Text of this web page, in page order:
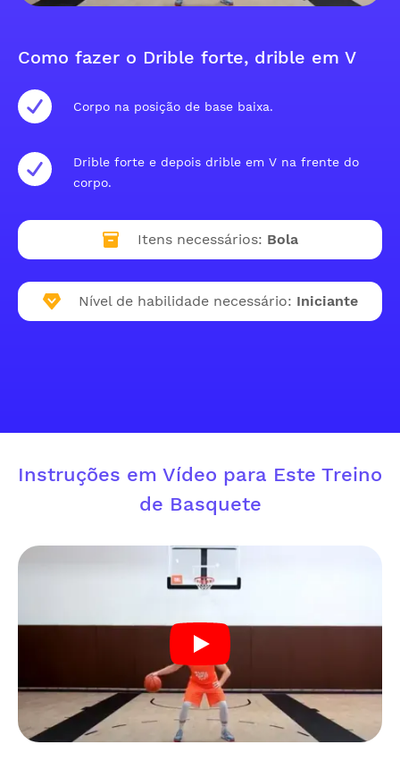
Como fazer o Drible forte, drible em V
Corpo na posição de base baixa.
Drible forte e depois drible em V na frente do
corpo.
Itens necessários: Bola
Nível de habilidade necessário: Iniciante
Instruções em Vídeo para Este Treino
de Basquete